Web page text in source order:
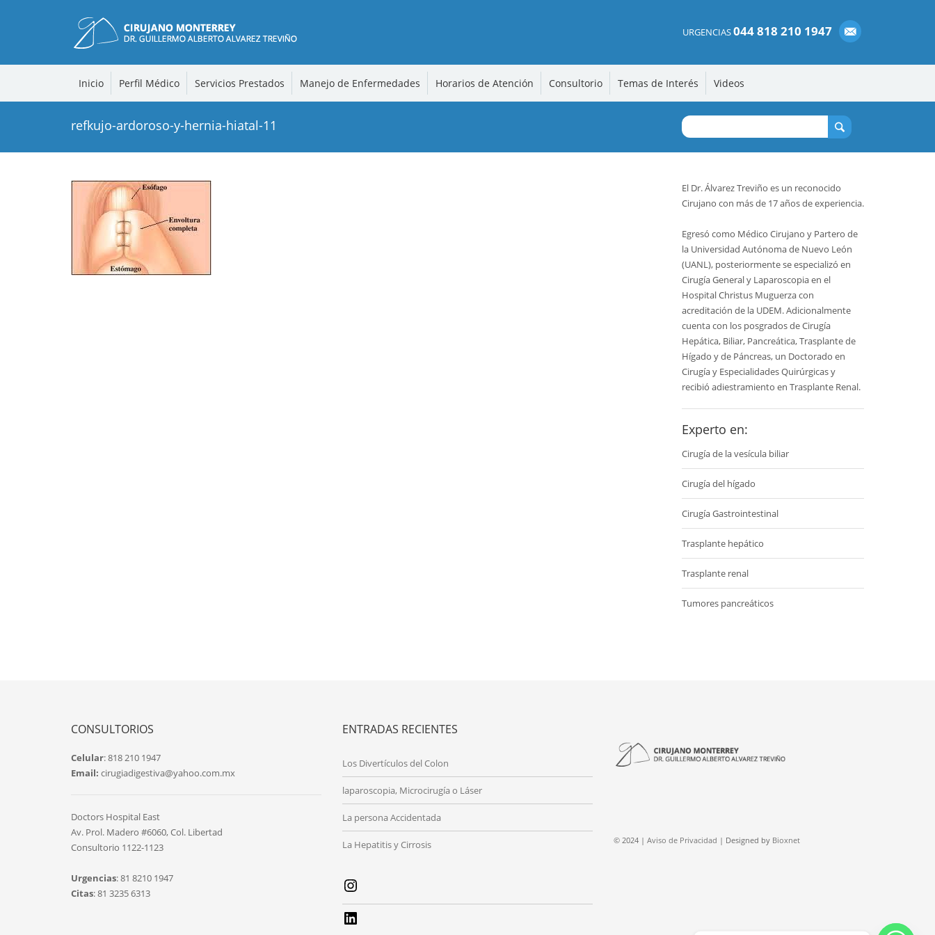
URGENCIAS044 818 210 1947
Inicio Perfil Médico Servicios Prestados Manejo de Enfermedades Horarios de Atención Consultorio Temas de Interés Videos
refkujo-ardoroso-y-hernia-hiatal-11
El Dr. Álvarez Treviño es un reconocido
Cirujano con más de 17 años de experiencia.
Egresó como Médico Cirujano y Partero de
la Universidad Autónoma de Nuevo León
(UANL), posteriormente se especializó en
Cirugía General y Laparoscopia en el
Hospital Christus Muguerza con
acreditación de la UDEM. Adicionalmente
cuenta con los posgrados de Cirugía
Hepática, Biliar, Pancreática, Trasplante de
Hígado y de Páncreas, un Doctorado en
Cirugía y Especialidades Quirúrgicas y
recibió adiestramiento en Trasplante Renal.
Experto en:
Cirugía de la vesícula biliar
Cirugía del hígado
Cirugía Gastrointestinal
Trasplante hepático
Trasplante renal
Tumores pancreáticos
CONSULTORIOS
Celular: 818 210 1947
Email: cirugiadigestiva@yahoo.com.mx
Doctors Hospital East
Av. Prol. Madero #6060, Col. Libertad
Consultorio 1122-1123
Urgencias: 81 8210 1947
Citas: 81 3235 6313
ENTRADAS RECIENTES
Los Divertículos del Colon
laparoscopia, Microcirugía o Láser
La persona Accidentada
La Hepatitis y Cirrosis © 2024 | Aviso de Privacidad | Designed by Bioxnet